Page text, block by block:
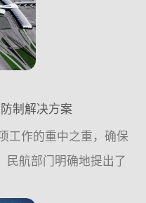
品安...
制解决方案
工作的重中之重，确保
民航部门明确地提出了